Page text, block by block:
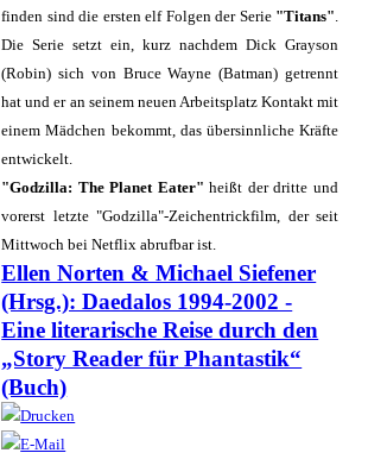
finden sind die ersten elf Folgen der Serie"Titans"
Die Serie setzt ein, kurz nachdem Dick Grayson
(Robin) sich von Bruce Wayne (Batman) getrennt
hat und er an seinem neuen Arbeitsplatz Kontakt mit
einem Mädchen bekommt, das übersinnliche Kräfte
entwickelt.
"Godzilla: The Planet Eater" heißt der dritte und
vorerst letzte "Godzilla"-Zeichentrickfilm, der seit
Mittwoch bei Netflix abrufbar ist.
Ellen Norten & Michael Siefener
(Hrsg.): Daedalos 1994-2002 -
Eine literarische Reise durch den
„Story Reader für Phantastik“
(Buch)